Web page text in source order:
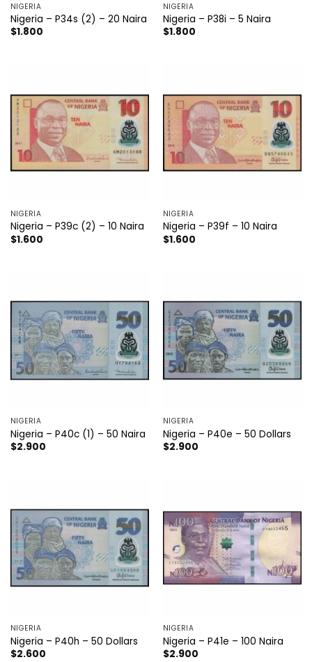
NIGERIA
Nigeria – P34s (2) – 20 Naira
$1.800
NIGERIA
Nigeria – P38i – 5 Naira
$1.800
NIGERIA
Nigeria – P39c (2) – 10 Naira
$1.600
NIGERIA
Nigeria – P39f – 10 Naira
$1.600
NIGERIA
Nigeria – P40c (1) – 50 Naira
$2.900
NIGERIA
Nigeria – P40e – 50 Dollars
$2.900
NIGERIA
Nigeria – P40h – 50 Dollars
$2.600
NIGERIA
Nigeria – P41e – 100 Naira
$2.900